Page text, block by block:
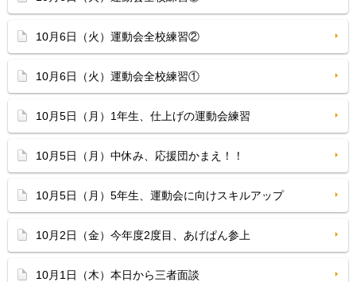
10月6日（火）運動会全校練習②
10月6日（火）運動会全校練習①
10月5日（月）1年生、仕上げの運動会練習
10月5日（月）中休み、応援団かまえ！！
10月5日（月）5年生、運動会に向けスキルアップ
10月2日（金）今年度2度目、あげぱん参上
10月1日（木）本日から三者面談